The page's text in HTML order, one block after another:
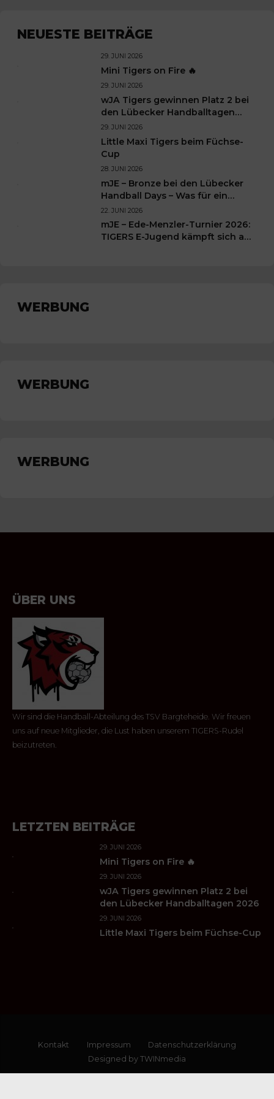
NEUESTE BEITRÄGE
29. JUNI 2026
Mini Tigers on Fire 🔥
29. JUNI 2026
wJA Tigers gewinnen Platz 2 bei
den Lübecker Handballtagen
2026
29. JUNI 2026
Little Maxi Tigers beim Füchse-
Cup
28. JUNI 2026
mJE – Bronze bei den Lübecker
Handball Days – Was für ein
Wochenende für unsere kleinen
TIGERS
22. JUNI 2026
mJE – Ede-Menzler-Turnier 2026:
TIGERS E-Jugend kämpft sich auf
WERBUNG
WERBUNG
WERBUNG
ÜBER UNS
Wir sind die Handball-Abteilung des TSV Bargteheide. Wir freuen
uns auf neue Mitglieder, die Lust haben unserem TIGERS-Rudel
beizutreten.
LETZTEN BEITRÄGE
29. JUNI 2026
Mini Tigers on Fire 🔥
29. JUNI 2026
wJA Tigers gewinnen Platz 2 bei
den Lübecker Handballtagen 2026
29. JUNI 2026
Little Maxi Tigers beim Füchse-Cup
Kontakt Impressum
Datenschutzerklärung
Designed by TWINmedia